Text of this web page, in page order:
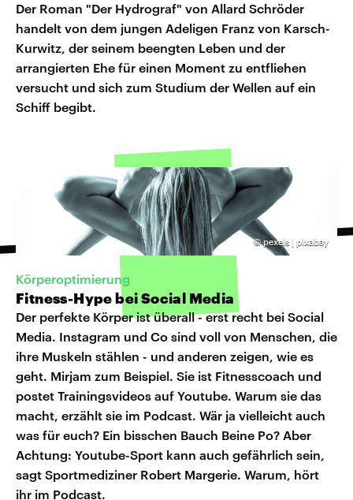
Der Roman "Der Hydrograf" von Allard Schröder
handelt von dem jungen Adeligen Franz von Karsch-
Kurwitz, der seinem beengten Leben und der
arrangierten Ehe für einen Moment zu entfliehen
versucht und sich zum Studium der Wellen auf ein
Schiff begibt.
©pexels | pixabay
Körperoptimierung
Fitness-Hype bei Social Media
Der perfekte Körper ist überall - erst recht bei Social
Media. Instagram und Co sind voll von Menschen, die
ihre Muskeln stählen - und anderen zeigen, wie es
geht. Mirjam zum Beispiel. Sie ist Fitnesscoach und
postet Trainingsvideos auf Youtube. Warum sie das
macht, erzählt sie im Podcast. Wär ja vielleicht auch
was für euch? Ein bisschen Bauch Beine Po? Aber
Achtung: Youtube-Sport kann auch gefährlich sein,
sagt Sportmediziner Robert Margerie. Warum, hört
ihr im Podcast.